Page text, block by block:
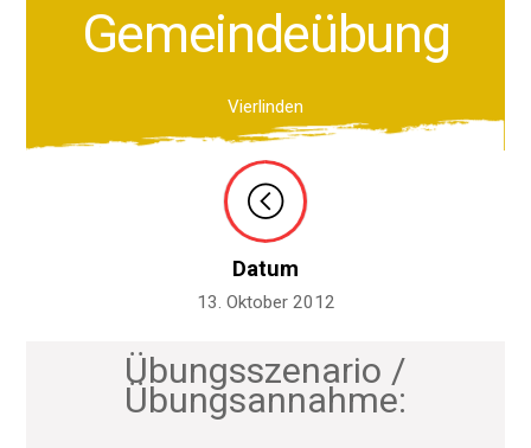
Gemeindeübung
Vierlinden
Datum
13. Oktober 2012
Übungsszenario /
Übungsannahme: